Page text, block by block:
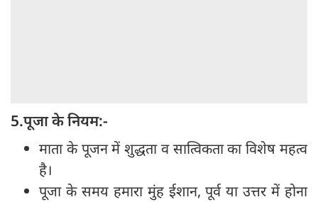
5.पूजा के नियम:-
माता के पूजन में शुद्धता व सात्विकता का विशेष महत्व
है।
पूजा के समय हमारा मुंह ईशान, पूर्व या उत्तर में होना